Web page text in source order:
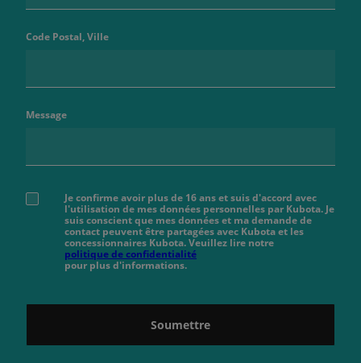
Code Postal, Ville
Message
Je confirme avoir plus de 16 ans et suis d'accord avec
l'utilisation de mes données personnelles par Kubota. Je
suis conscient que mes données et ma demande de
contact peuvent être partagées avec Kubota et les
concessionnaires Kubota. Veuillez lire notre
politique de confidentialité
pour plus d'informations.
Soumettre